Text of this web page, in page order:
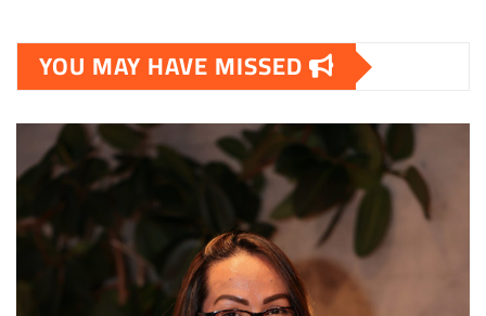
YOU MAY HAVE MISSED